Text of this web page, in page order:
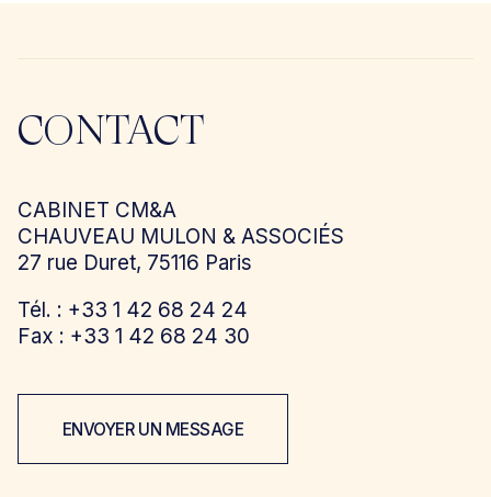
CONTACT
CABINET CM&A
CHAUVEAU MULON & ASSOCIÉS
27 rue Duret, 75116 Paris
Tél. : +33 1 42 68 24 24
Fax : +33 1 42 68 24 30
ENVOYER UN MESSAGE